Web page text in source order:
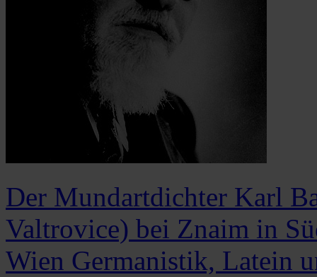
Der Mundartdichter Karl
Valtrovice) bei Znaim in
Wien Germanistik, Latein